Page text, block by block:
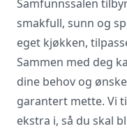
Samfunnssalen
smakfull, sunn og
eget kjøkken,
Sammen med deg
dine behov og
garantert mette. Vi
ekstra i, så du skal